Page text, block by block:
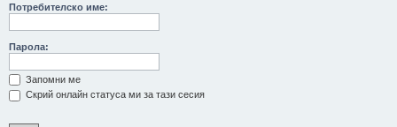
Потребителско име:
Парола:
Запомни ме
Скрий онлайн статуса ми за тази сесия